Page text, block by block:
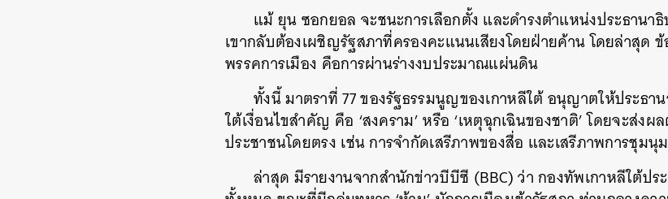
แม้ ยุน ซอกยอล จะชนะการเลือกตั้ง และดำรงตำแหน่งประธาน
เขากลับต้องเผชิญรัฐสภาที่ครองคะแนนเสียงโดยฝ่ายค้าน โดยล่าสุด
พรรคการเมือง คือการผ่านร่างงบประมาณแผ่นดิน
ทั้งนี้ มาตราที่ 77 ของรัฐธรรมนูญของเกาหลีใต้ อนุญาตให้ประธา
ใต้เงื่อนไขสำคัญ คือ ‘สงคราม’ หรือ ‘เหตุฉุกเฉินของชาติ’ โดยจะส่ง
ประชาชนโดยตรง เช่น การจำกัดเสรีภาพของสื่อ และเสรีภาพการชุมนุม
ล่าสุด มีรายงานจากสำนักข่าวบีบีซี (BBC) ว่า กองทัพเกาหลีใต้ป
ค้นหา
SHARE TWEET LINE EMAIL